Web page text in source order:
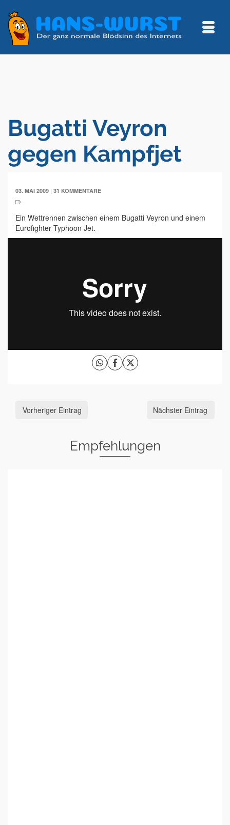
Bugatti Veyron
gegen Kampfjet
03. MAI 2009 | 31 KOMMENTARE
Ein Wettrennen zwischen einem Bugatti Veyron und einem
Eurofighter Typhoon Jet.
Vorheriger Eintrag Nächster Eintrag
Empfehlungen